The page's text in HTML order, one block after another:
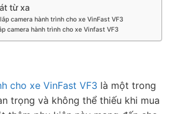
từ xa
camera hành trình cho xe VinFast VF3
camera hành trình cho xe Vinfast VF3
cho xe VinFast VF3 là một trong
trọng và không thể thiếu khi mua